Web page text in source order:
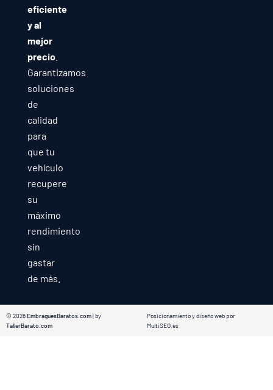
eficiente
y al
mejor
precio.
Garantizamos
soluciones
de
calidad
para
que tu
vehículo
recupere
su
máximo
rendimiento
sin
gastar
de más.
© 2026EmbraguesBaratos.com| by
TallerBarato.com
Posicionamiento y diseño web por
MultiSEO.es